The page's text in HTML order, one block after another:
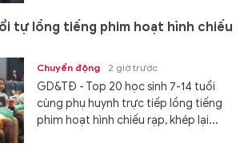
tự lồng tiếng phim hoạt hình chiếu
Chuyển động 2 giờ trước
GD&TĐ - Top 20 học sinh 7-14 tuổi
cùng phụ huynh trực tiếp lồng tiếng
phim hoạt hình chiếu rạp, khép lại...